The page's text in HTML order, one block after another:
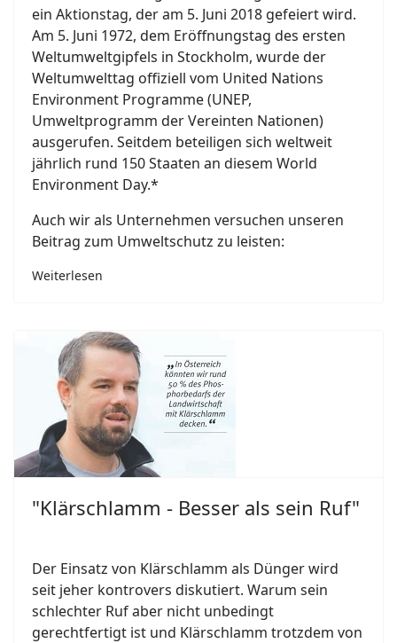
ein Aktionstag, der am 5. Juni 2018 gefeiert wird.
Am 5. Juni 1972, dem Eröffnungstag des ersten
Weltumweltgipfels in Stockholm, wurde der
Weltumwelttag offiziell vom United Nations
Environment Programme (UNEP,
Umweltprogramm der Vereinten Nationen)
ausgerufen. Seitdem beteiligen sich weltweit
jährlich rund 150 Staaten an diesem World
Environment Day.*
Auch wir als Unternehmen versuchen unseren
Beitrag zum Umweltschutz zu leisten:
Weiterlesen
"Klärschlamm - Besser als sein Ruf"
Der Einsatz von Klärschlamm als Dünger wird
seit jeher kontrovers diskutiert. Warum sein
schlechter Ruf aber nicht unbedingt
gerechtfertigt ist und Klärschlamm trotzdem von